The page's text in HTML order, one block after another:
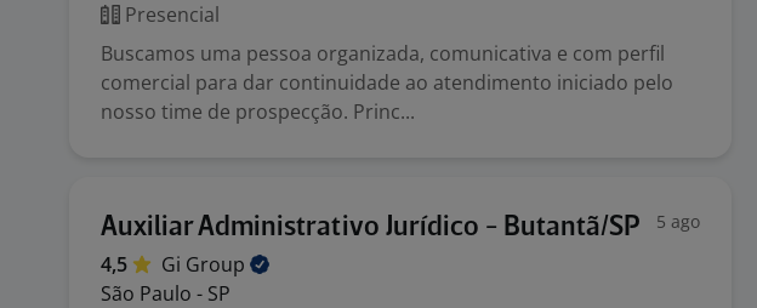
Presencial
Buscamos uma pessoa organizada, comunicativa e com perfil
comercial para dar continuidade ao atendimento iniciado pelo
nosso time de prospecção. Princ...
Auxiliar Administrativo Jurídico - Butantã/SP 5 ago
4,5 Gi Group
São Paulo - SP